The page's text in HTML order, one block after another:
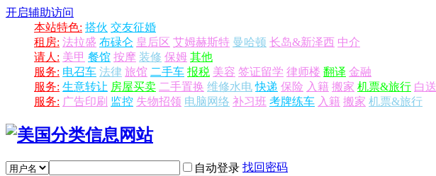
开启辅助访问
本站特色: 搭伙 交友征婚
租房: 法拉盛 布碌仑 皇后区 艾姆赫斯特 曼哈顿 长岛&新泽西 中介
请人: 美甲 餐馆 按摩 装修 保姆 其他
服务: 电召车 法律 旅馆 二手车 报税 美容 签证留学 律师楼 翻译 金融
服务: 生意转让 房屋买卖 二手置换 维修水电 快递 保险 入籍 搬家 机票&旅行 白送
服务: 广告印刷 监控 失物招领 电脑网络 补习班 考牌练车 入籍 搬家 机票&旅行
自动登录 找回密码